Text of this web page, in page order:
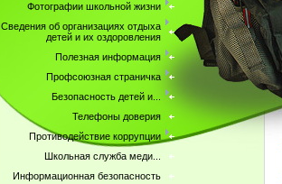
Фотографии школьной жизни
Сведения об организациях отдыха
детей и их оздоровления
Полезная информация
Профсоюзная страничка
Безопасность детей и...
Телефоны доверия
Противодействие коррупции
Школьная служба меди...
Информационная безопасность